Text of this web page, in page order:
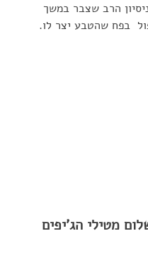
הרב שצבר במשך
בפח שהטבע יצר לו.
מטילי הג'יפים